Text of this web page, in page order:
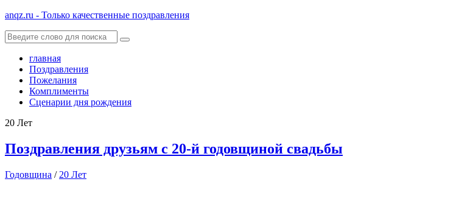
anqz.ru - Только качественные поздравления
главная
Поздравления
Пожелания
Комплименты
Сценарии дня рождения
20 Лет
Поздравления друзьям с 20-й годовщиной свадьбы
Годовщина / 20 Лет